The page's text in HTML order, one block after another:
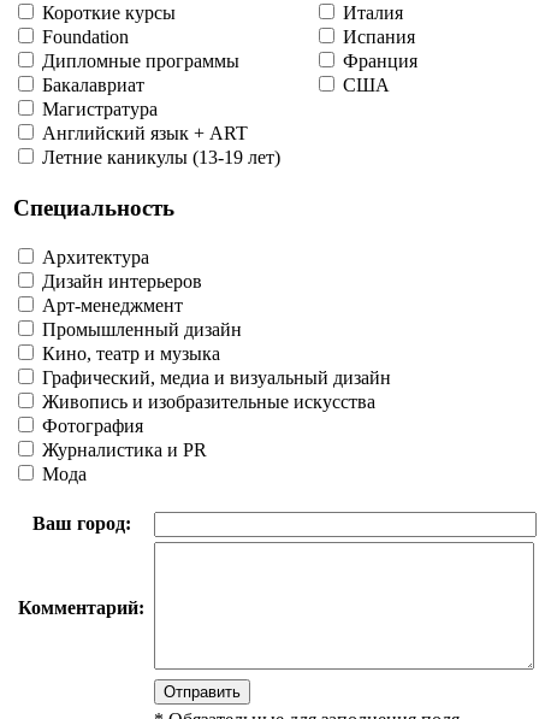
Короткие курсы
Foundation
Дипломные программы
Бакалавриат
Магистратура
Английский язык + ART
Летние каникулы (13-19 лет)
Италия
Испания
Франция
США
Специальность
Архитектура
Дизайн интерьеров
Арт-менеджмент
Промышленный дизайн
Кино, театр и музыка
Графический, медиа и визуальный дизайн
Живопись и изобразительные искусства
Фотография
Журналистика и PR
Мода
Ваш город:
Комментарий: